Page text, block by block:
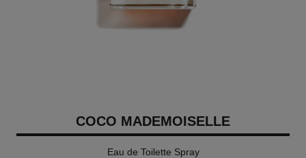
COCO MADEMOISELLE
Eau de Toilette Spray